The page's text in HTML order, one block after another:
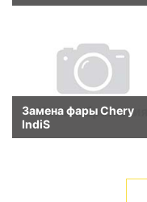
Замена фары Chery
IndiS